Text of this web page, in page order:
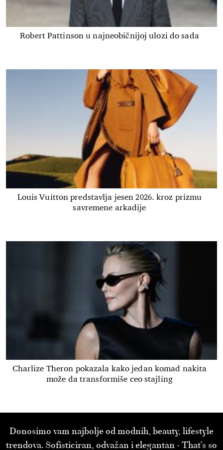
Robert Pattinson u najneobičnijoj ulozi do sada
Louis Vuitton predstavlja jesen 2026. kroz prizmu
savremene arkadije
Charlize Theron pokazala kako jedan komad nakita
može da transformiše ceo stajling
Donosimo vam najbolje od modnih, beauty, lifestyle
trendova. Sofisticiran, odvažan i elegantan - That’s so